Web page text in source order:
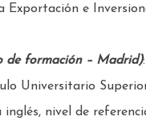
Exportación e
de formación – Madrid):
Universitario
nivel de